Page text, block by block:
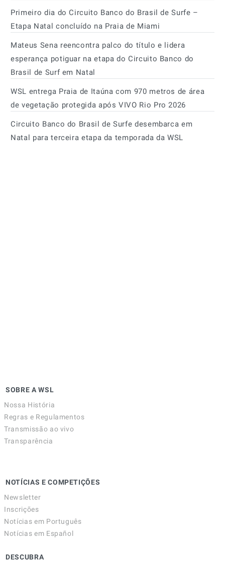
Primeiro dia do Circuito Banco do Brasil de Surfe –
Etapa Natal concluído na Praia de Miami
Mateus Sena reencontra palco do título e lidera
esperança potiguar na etapa do Circuito Banco do
Brasil de Surf em Natal
WSL entrega Praia de Itaúna com 970 metros de área
de vegetação protegida após VIVO Rio Pro 2026
Circuito Banco do Brasil de Surfe desembarca em
Natal para terceira etapa da temporada da WSL
SOBRE A WSL
Nossa História
Regras e Regulamentos
Transmissão ao vivo
Transparência
NOTÍCIAS E COMPETIÇÕES
Newsletter
Inscrições
Notícias em Português
Notícias em Español
DESCUBRA